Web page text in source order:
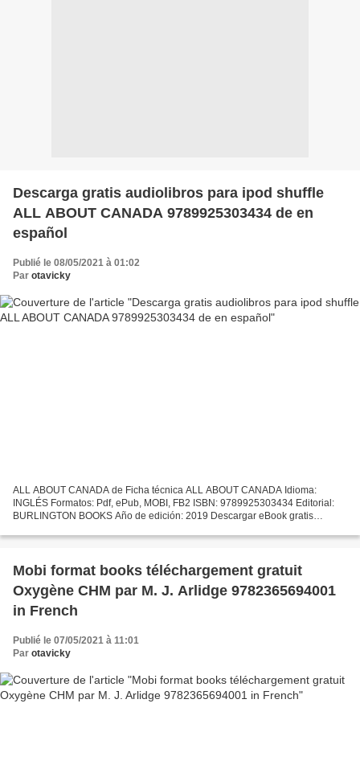
Descarga gratis audiolibros para ipod shuffle
ALL ABOUT CANADA 9789925303434 de en
español
Publié le 08/05/2021 à 01:02
Par otavicky
ALL ABOUT CANADA de Ficha técnica ALL ABOUT CANADA Idioma:
INGLÉS Formatos: Pdf, ePub, MOBI, FB2 ISBN: 9789925303434 Editorial:
BURLINGTON BOOKS Año de edición: 2019 Descargar eBook gratis
Mobi format books téléchargement gratuit
Oxygène CHM par M. J. Arlidge 9782365694001
in French
Publié le 07/05/2021 à 11:01
Par otavicky